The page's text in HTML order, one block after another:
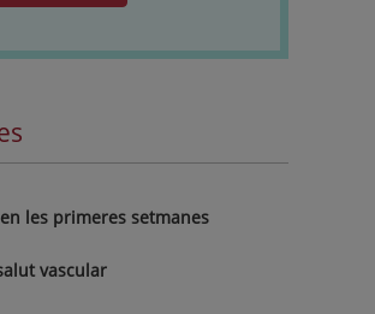
les primeres setmanes
vascular